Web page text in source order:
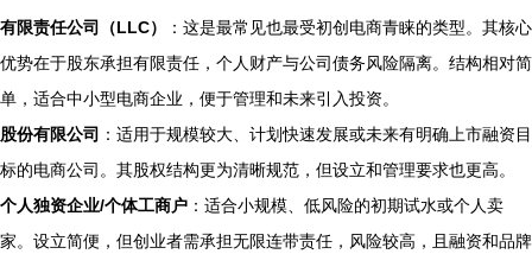
有限责任公司（LLC）
：这是最常见也最受初创电商青睐的类型。其核心
优势在于股东承担有限责任，个人财产与公司债务风险隔离。结构相对简
单，适合中小型电商企业，便于管理和未来引入投资。
股份有限公司 ：适用于规模较大、计划快速发展或未来有明确上市融资目
标的电商公司。其股权结构更为清晰规范，但设立和管理要求也更高。
个人独资企业/个体工商户 ：适合小规模、低风险的初期试水或个人卖
家。设立简便，但创业者需承担无限连带责任，风险较高，且融资和品牌